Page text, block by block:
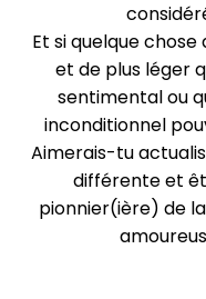
Et si quelque
et de plus léger
sentimental ou
inconditionnel
Aimerais-tu
différente et
pionnier(ière) de